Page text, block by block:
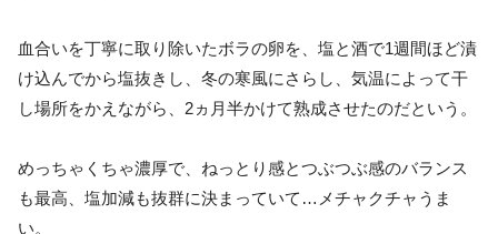
血合いを丁寧に取り除いたボラの卵を、塩と酒で1週間ほど漬
け込んでから塩抜きし、冬の寒風にさらし、気温によって干
し場所をかえながら、2ヵ月半かけて熟成させたのだという。
めっちゃくちゃ濃厚で、ねっとり感とつぶつぶ感のバランス
も最高、塩加減も抜群に決まっていて…メチャクチャうま
い。